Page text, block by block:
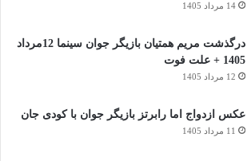
14 مرداد 1405
درگذشت مریم همتیان بازیگر جوان سینما 12مرداد
1405 + علت فوت
12 مرداد 1405
عکس ازدواج اما رابرتز بازیگر جوان با کودی جان
11 مرداد 1405